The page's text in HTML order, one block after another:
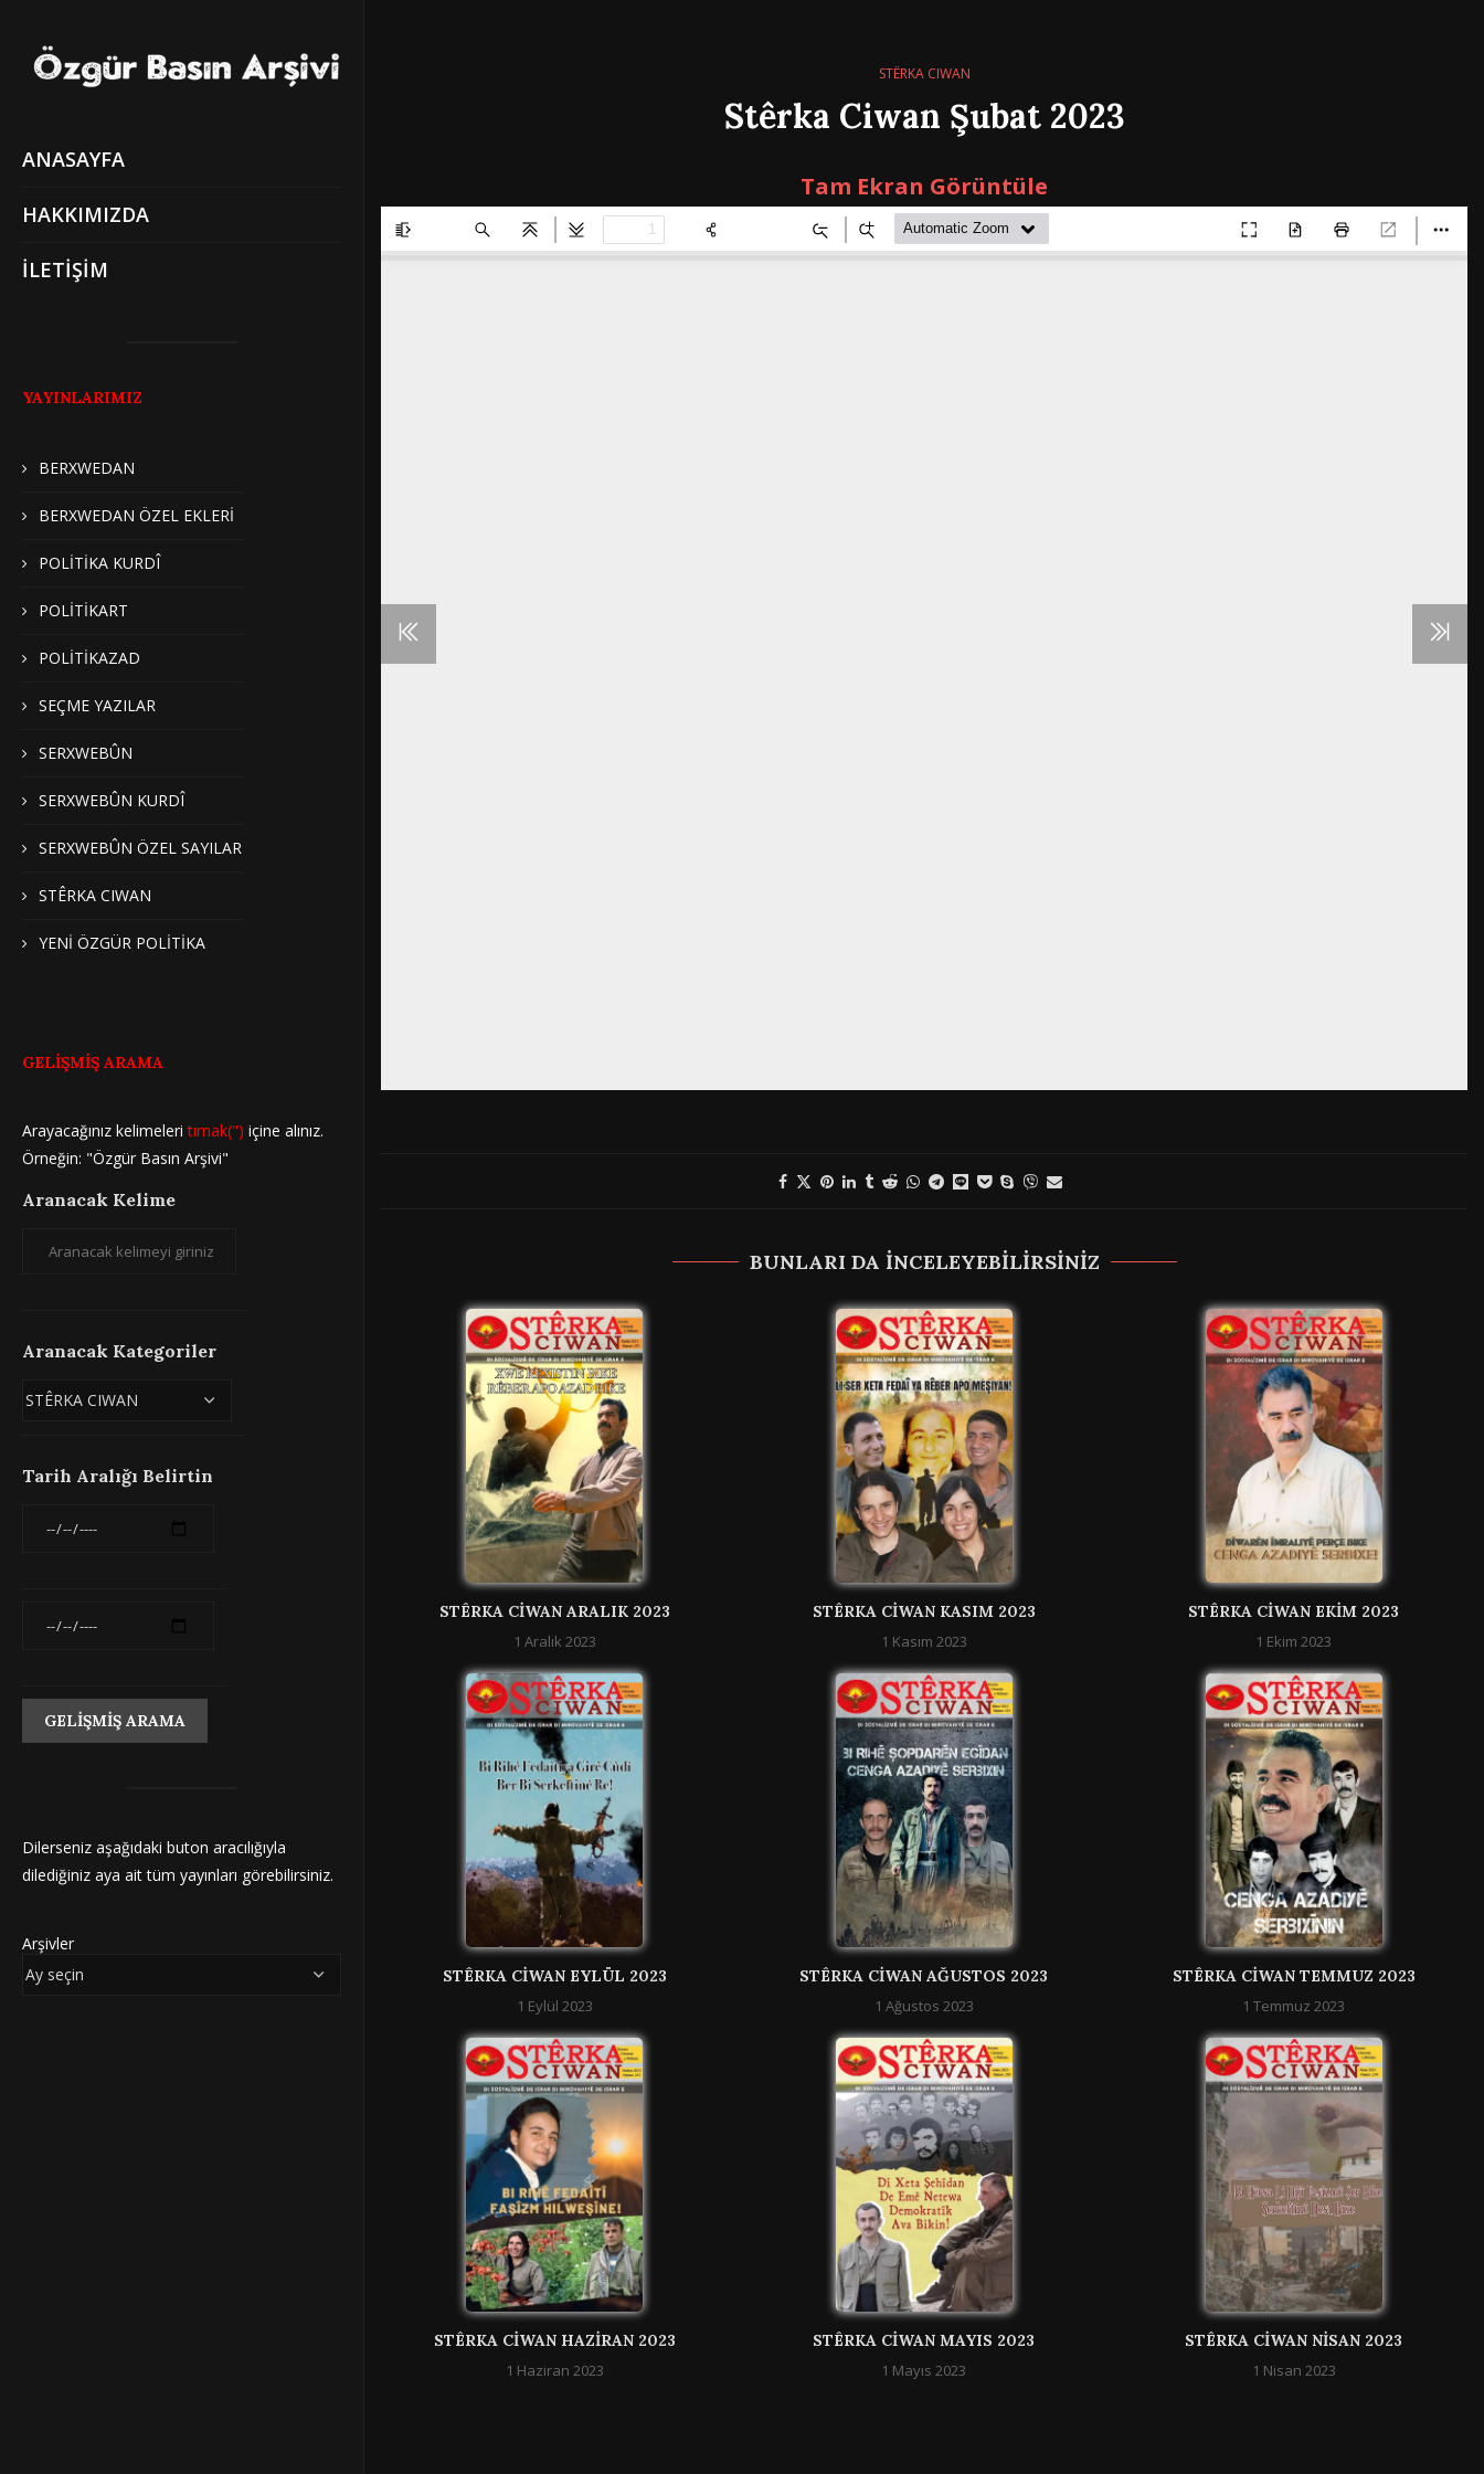
ANASAYFA
HAKKIMIZDA
İLETİŞİM
YAYINLARIMIZ
BERXWEDAN
BERXWEDAN ÖZEL EKLERİ
POLİTİKA KURDÎ
POLİTİKART
POLİTİKAZAD
SEÇME YAZILAR
SERXWEBÛN
SERXWEBÛN KURDÎ
SERXWEBÛN ÖZEL SAYILAR
STÊRKA CIWAN
YENİ ÖZGÜR POLİTİKA
GELİŞMİŞ ARAMA
Arayacağınız kelimeleritırnak(") içine alınız.
Örneğin: "Özgür Basın Arşivi"
Aranacak Kelime
Aranacak Kategoriler
Tarih Aralığı Belirtin
Dilerseniz aşağıdaki buton aracılığıyla
dilediğiniz aya ait tüm yayınları görebilirsiniz.
Arşivler
STÊRKA CIWAN
Stêrka Ciwan Şubat 2023
Tam Ekran Görüntüle
BUNLARI DA INCELEYEBILIRSINIZ
STÊRKA CIWAN ARALIK 2023
1 Aralık 2023
STÊRKA CIWAN KASIM 2023
1 Kasım 2023
STÊRKA CIWAN EKIM 2023
1 Ekim 2023
STÊRKA CIWAN EYLÜL 2023
1 Eylül 2023
STÊRKA CIWAN AĞUSTOS 2023
1 Ağustos 2023
STÊRKA CIWAN TEMMUZ 2023
1 Temmuz 2023
STÊRKA CIWAN HAZIRAN 2023
1 Haziran 2023
STÊRKA CIWAN MAYIS 2023
1 Mayıs 2023
STÊRKA CIWAN NISAN 2023
1 Nisan 2023